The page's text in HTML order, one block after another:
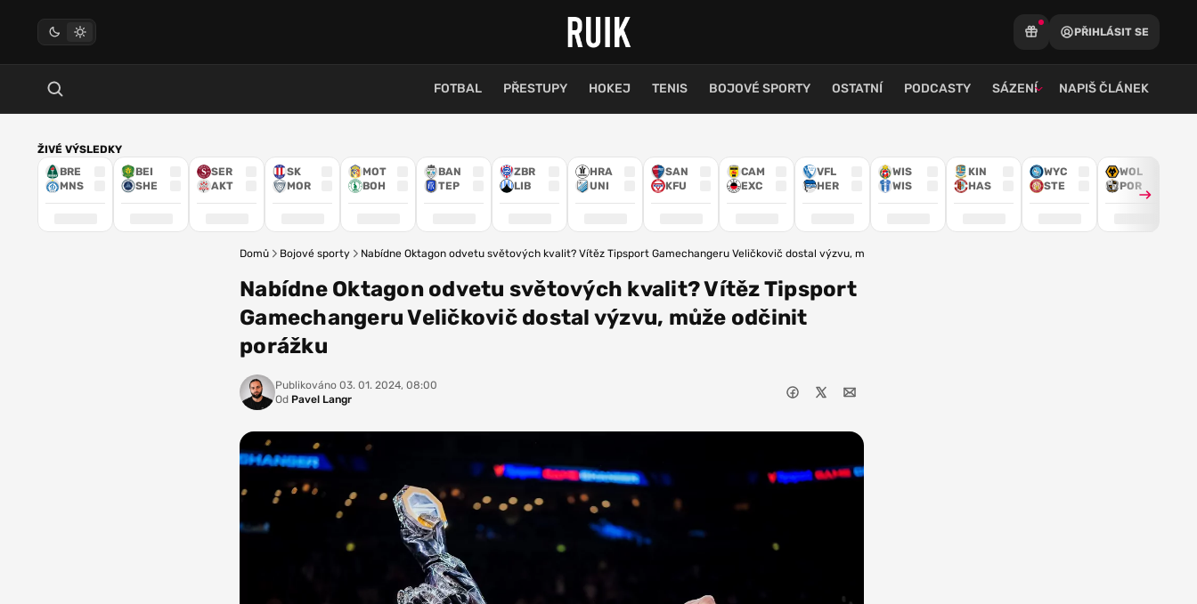
PŘIHLÁSIT SE
FOTBAL PŘESTUPY HOKEJ TENIS BOJOVÉ SPORTY OSTATNÍ PODCASTY SÁZENÍ NAPIŠ ČLÁNEK
ŽIVÉ VÝSLEDKY
BRE
MNS
BEI
SHE
SER
AKT
SK
MOR
MOT
BOH
BAN
TEP
ZBR
LIB
HRA
UNI
SAN
KFU
CAM
EXC
VFL
HER
WIS
WIS
KIN
HAS
WYC
STE
WOL
POR
Domů Bojové sporty Nabídne Oktagon odvetu světových kvalit? Vítěz Tipsport Gamechangeru Veličkovič dostal výzvu, může odčinit porážku
Nabídne Oktagon odvetu světových kvalit? Vítěz Tipsport
Gamechangeru Veličkovič dostal výzvu, může odčinit
porážku
Publikováno 03. 01. 2024, 08:00
Od Pavel Langr